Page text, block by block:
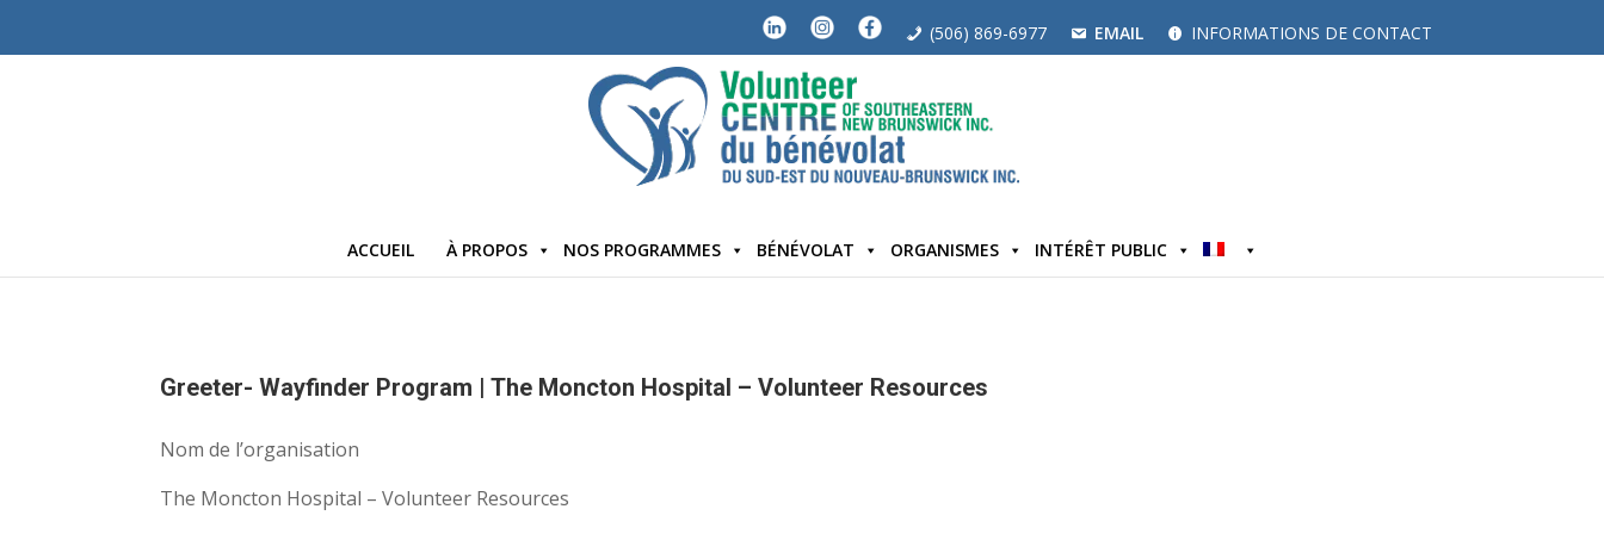
(506) 869-6977 EMAIL INFORMATIONS DE CONTACT
ACCUEIL À PROPOS NOS PROGRAMMES BÉNÉVOLAT ORGANISMES INTÉRÊT PUBLIC
Greeter- Wayfinder Program | The Moncton Hospital – Volunteer Resources
Nom de l’organisation
The Moncton Hospital – Volunteer Resources